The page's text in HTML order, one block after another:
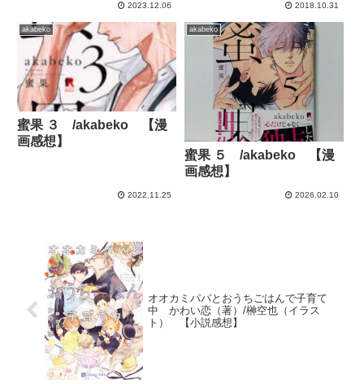
2023.12.06 2018.10.31
akabeko
蜜果 ３ /akabeko 【漫
画感想】
2022.11.25
akabeko
蜜果 ５ /akabeko 【漫
画感想】
2026.02.10
オオカミパパとおうちごはんで子育て
中 かわい恋（著）/榊空也（イラス
ト） 【小説感想】